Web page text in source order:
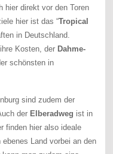
hier direkt vor den Toren
hier ist das “Tropical
in Deutschland.
Kosten, der Dahme-
schönsten in
sind zudem der
der Elberadweg ist in
finden hier also ideale
Land vorbei an den